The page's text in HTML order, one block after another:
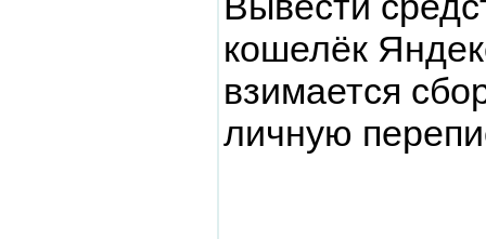
кошелёк
взимается
личную